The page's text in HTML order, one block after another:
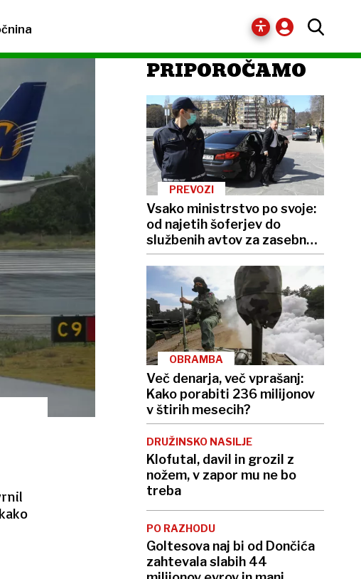
PRIPOROČAMO
PREVOZI
Vsako ministrstvo po svoje:
od najetih šoferjev do
službenih avtov za zasebno
rabo
OBRAMBA
Več denarja, več vprašanj:
Kako porabiti 236 milijonov
v štirih mesecih?
DRUŽINSKO NASILJE
Klofutal, davil in grozil z
nožem, v zapor mu ne bo
treba
PO RAZHODU
Goltesova naj bi od Dončića
zahtevala slabih 44